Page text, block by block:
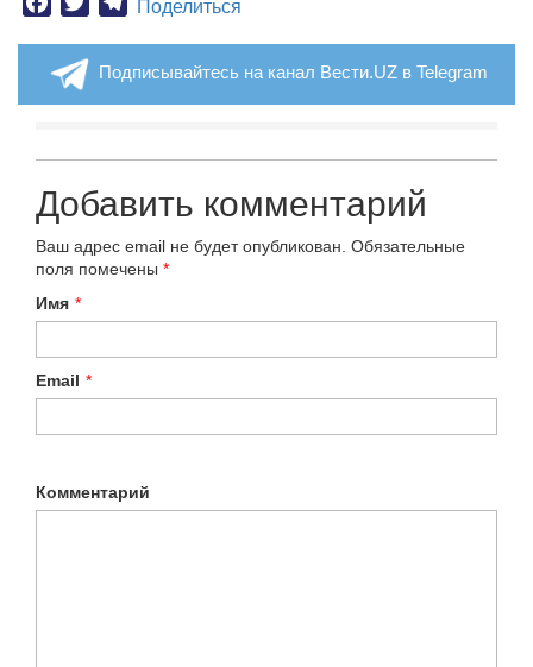
Поделиться
Подписывайтесь на канал Вести.UZ в Telegram
Добавить комментарий
Ваш адрес email не будет опубликован. Обязательные
поля помечены *
Имя *
Email *
Комментарий